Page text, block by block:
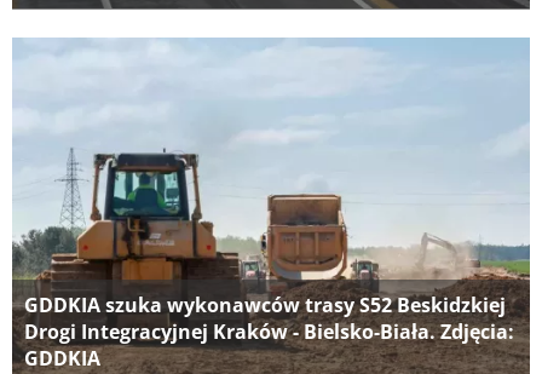
GDDKIA szuka wykonawców trasy S52 Beskidzkiej
Drogi Integracyjnej Kraków - Bielsko-Biała. Zdjęcia:
GDDKIA